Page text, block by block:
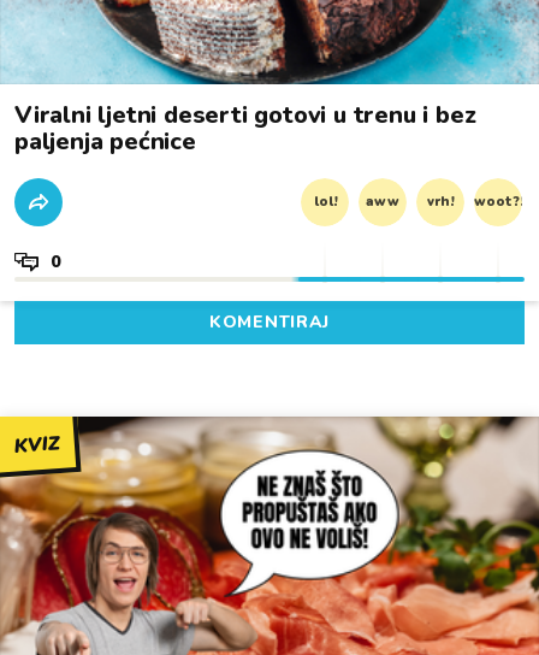
Viralni ljetni deserti gotovi u trenu i bez
paljenja pećnice
lol! aww vrh! woot?!
0
KOMENTIRAJ
KVIZ